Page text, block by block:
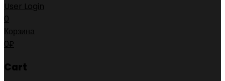
User Login
0
Корзина
0₽
Cart